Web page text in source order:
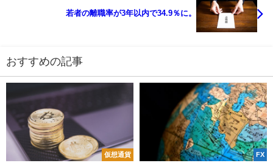
若者の離職率が3年以内で34.9％に。
おすすめの記事
仮想通貨 FX